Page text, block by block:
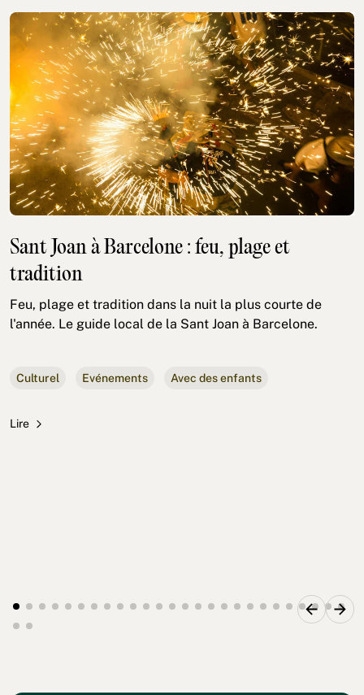
Sant Joan à Barcelone : feu, plage et
tradition
Feu, plage et tradition dans la nuit la plus courte de
l'année. Le guide local de la Sant Joan à Barcelone.
Culturel Evénements Avec des enfants
Lire